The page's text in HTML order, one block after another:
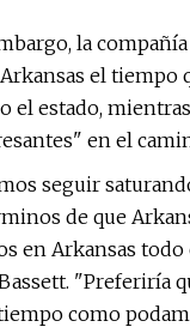
la
el tiempo
el estado,
en el
seguir
de que
en Arkansas todo
"Preferiría
como